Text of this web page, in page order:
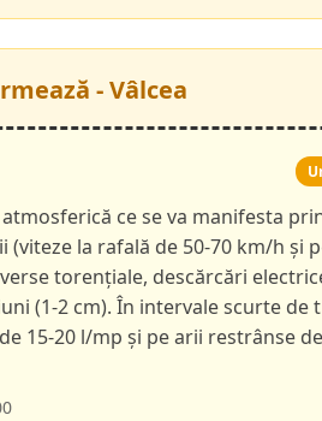
- Vâlcea
ce se va manifesta
la rafală de 50-70 km/h și
torențiale, descărcări
(1-2 cm). În intervale scurte de
15-20 l/mp și pe arii restrânse